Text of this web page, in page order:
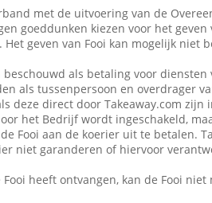
met de uitvoering van de
goeddunken kiezen voor het geven
geven van Fooi kan mogelijk niet
als betaling voor diensten
als tussenpersoon en overdrager
deze direct door Takeaway.com zijn
het Bedrijf wordt ingeschakeld,
Fooi aan de koerier uit te betalen.
niet garanderen of hiervoor
heeft ontvangen, kan de Fooi niet